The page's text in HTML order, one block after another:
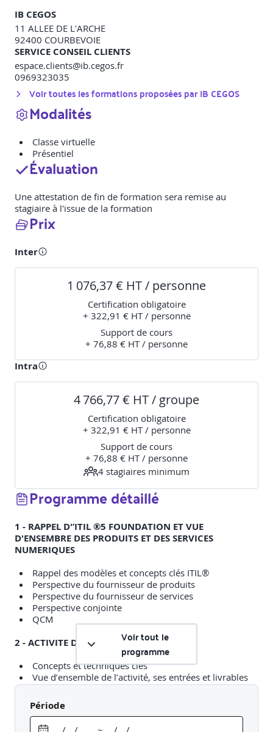
IB CEGOS
11 ALLEE DE L'ARCHE
92400 COURBEVOIE
SERVICE CONSEIL CLIENTS
espace.clients@ib.cegos.fr
0969323035
Voir toutes les formations proposées parIB CEGOS
Modalités
Classe virtuelle
Présentiel
Évaluation
Une attestation de fin de formation sera remise au
stagiaire à l'issue de la formation
Prix
Inter
1 076,37 € HT / personne
Certification obligatoire
+ 322,91 € HT / personne
Support de cours
+ 76,88 € HT / personne
Intra
4 766,77 € HT / groupe
Certification obligatoire
+ 322,91 € HT / personne
Support de cours
+ 76,88 € HT / personne
4 stagiaires minimum
Programme détaillé
1 - RAPPEL D'’ITIL ®5 FOUNDATION ET VUE
D'ENSEMBRE DES PRODUITS ET DES SERVICES
NUMERIQUES
Rappel des modèles et concepts clés ITIL®
Perspective du fournisseur de produits
Perspective du fournisseur de services
Perspective conjointe
QCM
2 - ACTIVITE DECOUVRIR
Concepts et techniques clés
Vue d’ensemble de l’activité, ses entrées et livrables
Les 4 étapes de l’activité
Rôles et livrables clés
Pratiques de gestion qui permettent et soutiennent
l’activité
Voir tout le
programme
Période